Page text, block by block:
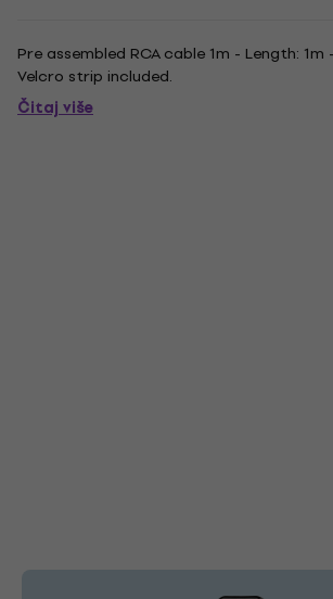
Pre assembled RCA cable 1m - Length:
Velcro strip included.
Čitaj više